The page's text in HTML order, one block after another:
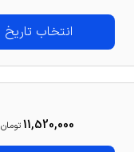
انتخاب تاریخ
11,520,000تومان